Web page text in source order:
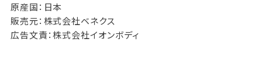
原産国：日本
販売元：株式会社ベネクス
広告文責：株式会社イオンボディ